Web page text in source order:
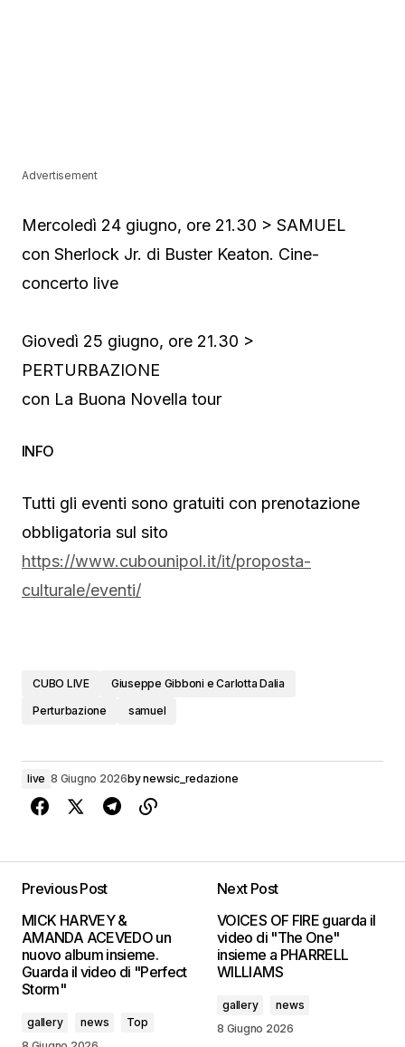
Advertisement
Mercoledì 24 giugno, ore 21.30 > SAMUEL
con Sherlock Jr. di Buster Keaton. Cine-
concerto live
Giovedì 25 giugno, ore 21.30 >
PERTURBAZIONE
con La Buona Novella tour
INFO
Tutti gli eventi sono gratuiti con prenotazione
obbligatoria sul sito
https://www.cubounipol.it/it/proposta-
culturale/eventi/
CUBO LIVE
Giuseppe Gibboni e Carlotta Dalia
Perturbazione
samuel
live 8 Giugno 2026bynewsic_redazione
Previous Post
MICK HARVEY &
AMANDA ACEVEDO un
nuovo album insieme.
Guarda il video di "Perfect
Storm"
gallery news
Top
Next Post
VOICES OF FIRE guarda il
video di "The One"
insieme a PHARRELL
WILLIAMS
gallery
news
8 Giugno 2026